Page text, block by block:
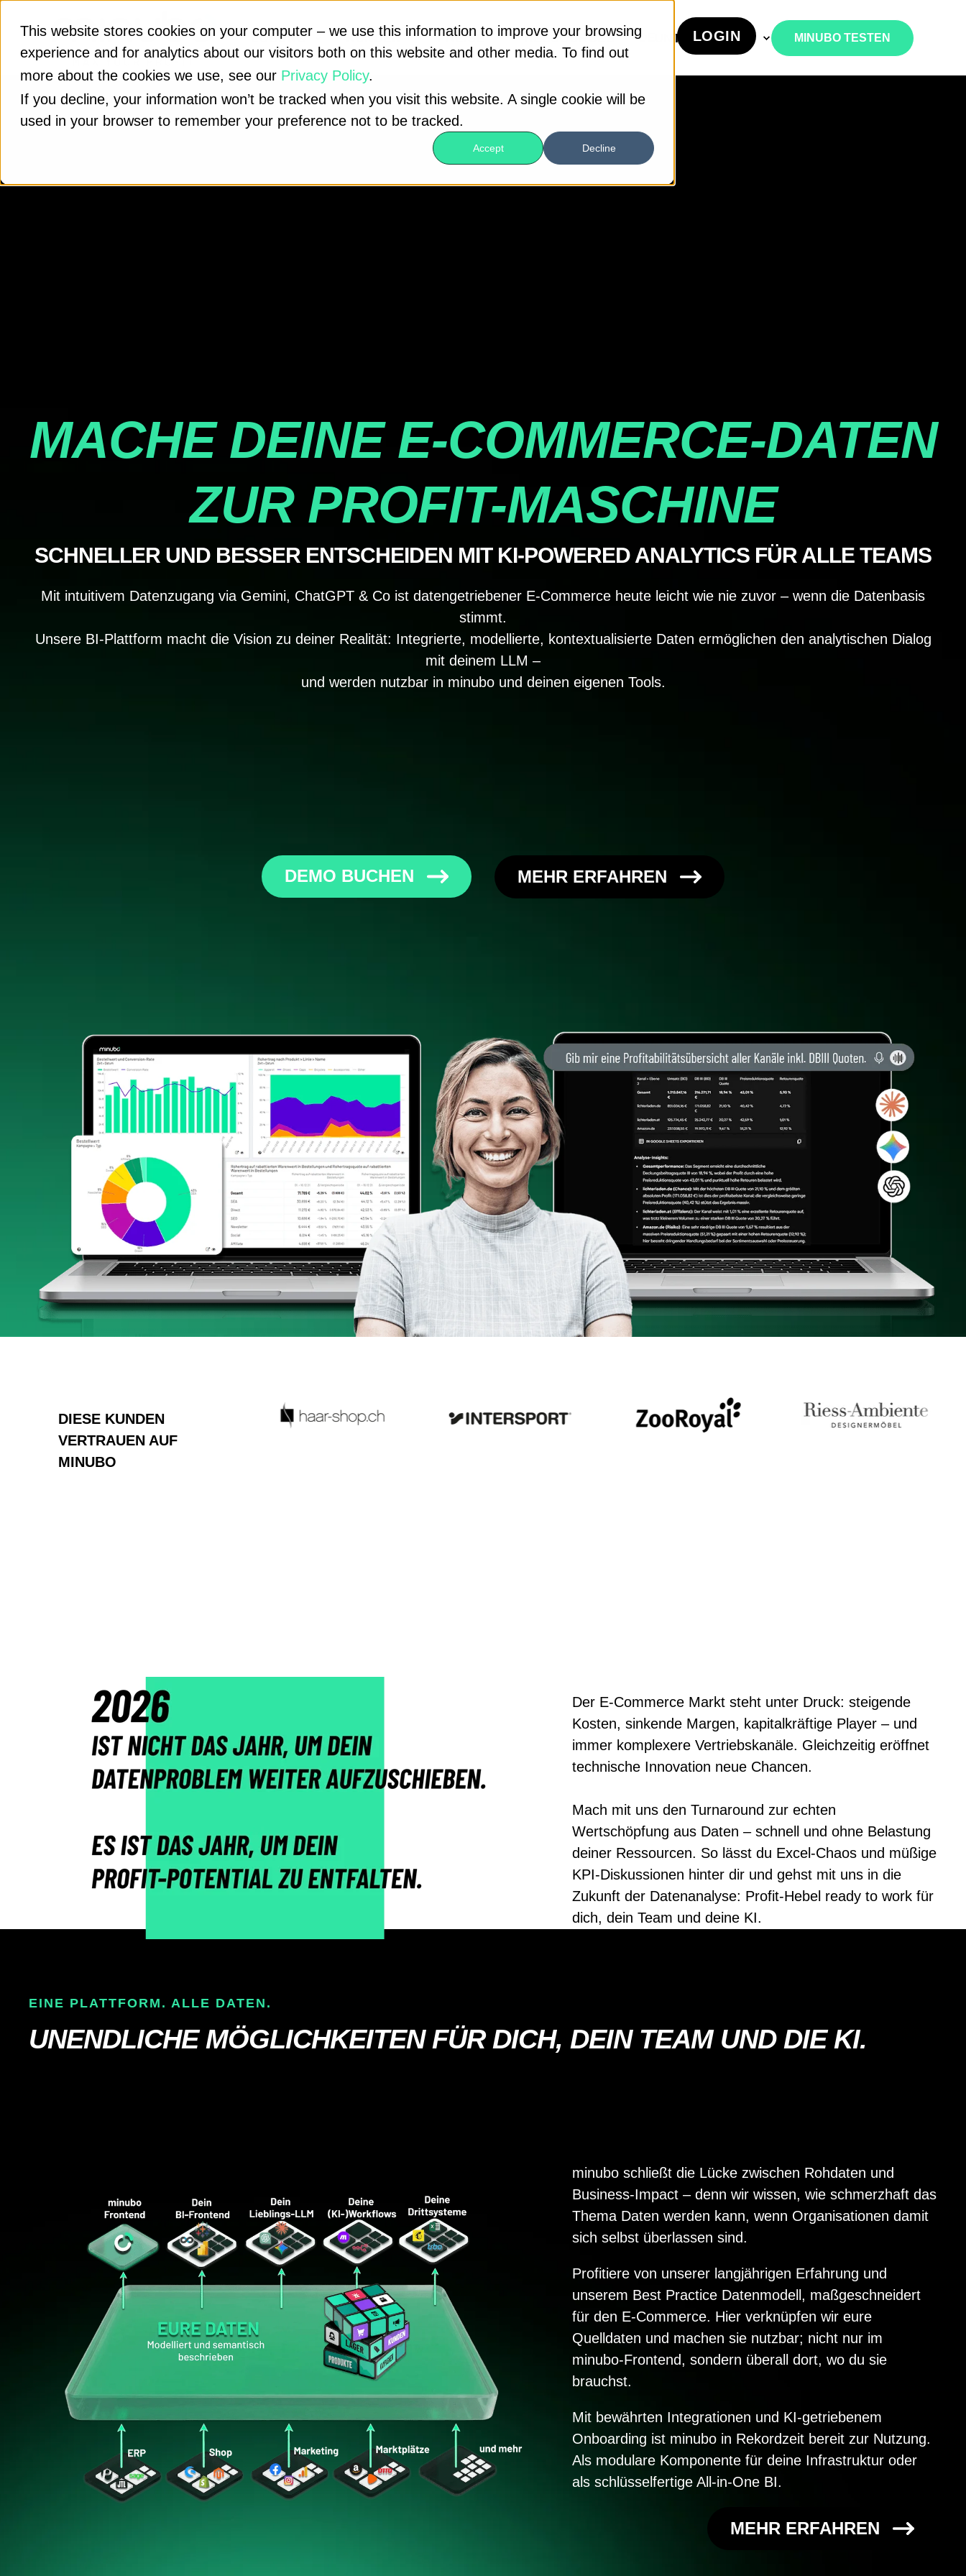
This website stores cookies on your computer – we use this information to improve your browsing
experience and for analytics about our visitors both on this website and other media. To find out
more about the cookies we use, see our Privacy Policy.
If you decline, your information won’t be tracked when you visit this website. A single cookie will be
used in your browser to remember your preference not to be tracked.
Accept Decline
LÖSUNG KUNDEN PREISE RESSOURCES UNTERNEHMEN
DE LOGIN MINUBO TESTEN
MACHE DEINE E-COMMERCE-DATEN
ZUR PROFIT-MASCHINE
SCHNELLER UND BESSER ENTSCHEIDEN MIT KI-POWERED ANALYTICS FÜR ALLE TEAMS
Mit intuitivem Datenzugang via Gemini, ChatGPT & Co ist datengetriebener E-Commerce heute leicht wie nie zuvor – wenn die Datenbasis
stimmt.
Unsere BI-Plattform macht die Vision zu deiner Realität: Integrierte, modellierte, kontextualisierte Daten ermöglichen den analytischen Dialog
mit deinem LLM –
und werden nutzbar in minubo und deinen eigenen Tools.
DEMO BUCHEN MEHR ERFAHREN
DIESE KUNDEN
VERTRAUEN AUF
MINUBO
Der E-Commerce Markt steht unter Druck: steigende
Kosten, sinkende Margen, kapitalkräftige Player – und
immer komplexere Vertriebskanäle. Gleichzeitig eröffnet
technische Innovation neue Chancen.
Mach mit uns den Turnaround zur echten
Wertschöpfung aus Daten – schnell und ohne Belastung
deiner Ressourcen. So lässt du Excel-Chaos und müßige
KPI-Diskussionen hinter dir und gehst mit uns in die
Zukunft der Datenanalyse: Profit-Hebel ready to work für
dich, dein Team und deine KI.
EINE PLATTFORM. ALLE DATEN.
UNENDLICHE MÖGLICHKEITEN FÜR DICH, DEIN TEAM UND DIE KI.
minubo schließt die Lücke zwischen Rohdaten und
Business-Impact – denn wir wissen, wie schmerzhaft das
Thema Daten werden kann, wenn Organisationen damit
sich selbst überlassen sind.
Profitiere von unserer langjährigen Erfahrung und
unserem Best Practice Datenmodell, maßgeschneidert
für den E-Commerce. Hier verknüpfen wir eure
Quelldaten und machen sie nutzbar; nicht nur im
minubo-Frontend, sondern überall dort, wo du sie
brauchst.
Mit bewährten Integrationen und KI-getriebenem
Onboarding ist minubo in Rekordzeit bereit zur Nutzung.
Als modulare Komponente für deine Infrastruktur oder
als schlüsselfertige All-in-One BI.
MEHR ERFAHREN